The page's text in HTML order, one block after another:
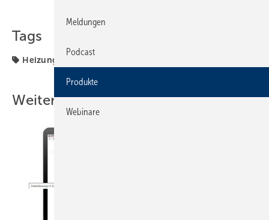
Tags
Heizung
Weitere Inhalte
Meldungen
Podcast
Produkte
Webinare